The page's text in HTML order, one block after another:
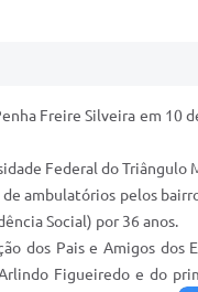
Freire Silveira em 10
Federal do Triângulo
ambulatórios pelos
Social) por 36 anos.
dos Pais e Amigos dos
Figueiredo e do